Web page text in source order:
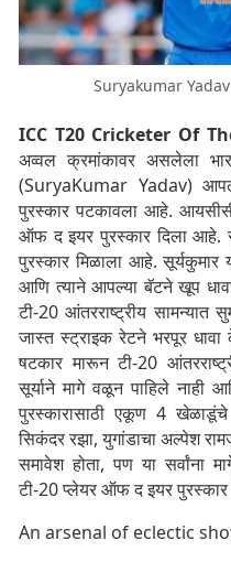
Suryakumar
ICC T20 Cricketer Of
अव्वल क्रमांकावर असलेला
(SuryaKumar Yadav)
पुरस्कार पटकावला आहे.
ऑफ द इयर पुरस्कार दिला आहे.
पुरस्कार मिळाला आहे. सूर्यकुमार
आणि त्याने आपल्या बॅटने खूप
टी-20 आंतरराष्ट्रीय सामन्यात
जास्त स्ट्राइक रेटने भरपूर धावा
षटकार मारून टी-20
सूर्याने मागे वळून पाहिले नाही
पुरस्कारासाठी एकूण 4 खेळाडूंचे
सिकंदर रझा, युगांडाचा अल्पेश
समावेश होता, पण या सर्वांना
टी-20 प्लेयर ऑफ द इयर
An arsenal of eclectic